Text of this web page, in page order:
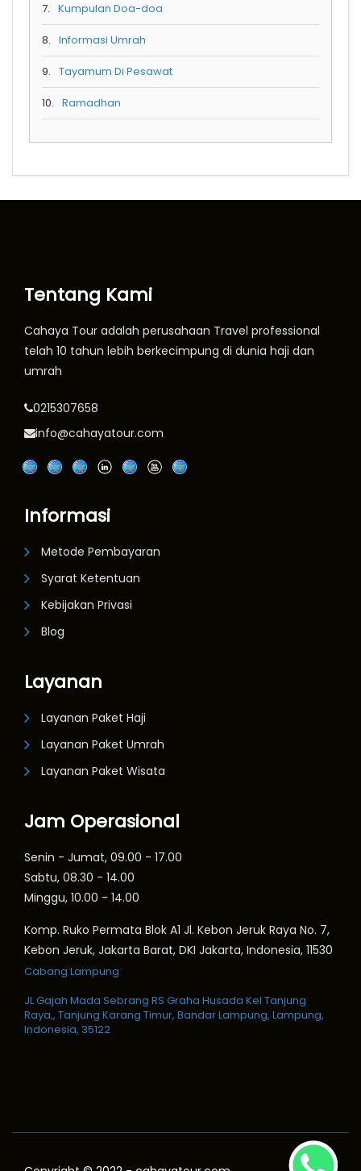
7. Kumpulan Doa-doa
8. Informasi Umrah
9. Tayamum Di Pesawat
10. Ramadhan
Tentang Kami
Cahaya Tour adalah perusahaan Travel professional
telah 10 tahun lebih berkecimpung di dunia haji dan
umrah
0215307658
info@cahayatour.com
Informasi
Metode Pembayaran
Syarat Ketentuan
Kebijakan Privasi
Blog
Layanan
Layanan Paket Haji
Layanan Paket Umrah
Layanan Paket Wisata
Jam Operasional
Senin - Jumat, 09.00 - 17.00
Sabtu, 08.30 - 14.00
Minggu, 10.00 - 14.00
Komp. Ruko Permata Blok A1 Jl. Kebon Jeruk Raya No. 7,
Kebon Jeruk, Jakarta Barat, DKI Jakarta, Indonesia, 11530
Cabang Lampung
JL Gajah Mada Sebrang RS Graha Husada Kel Tanjung
Raya,, Tanjung Karang Timur, Bandar Lampung, Lampung,
Indonesia, 35122